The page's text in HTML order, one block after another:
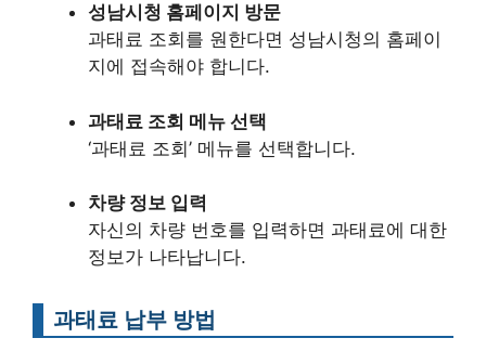
성남시청 홈페이지 방문
과태료 조회를 원한다면 성남시청의 홈페이
지에 접속해야 합니다.
과태료 조회 메뉴 선택
‘과태료 조회’ 메뉴를 선택합니다.
차량 정보 입력
자신의 차량 번호를 입력하면 과태료에 대한
정보가 나타납니다.
과태료 납부 방법